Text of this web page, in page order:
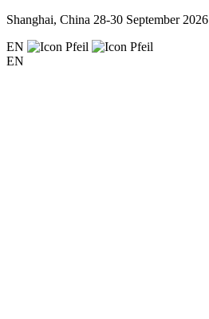
Shanghai, China 28-30 September 2026
EN
EN